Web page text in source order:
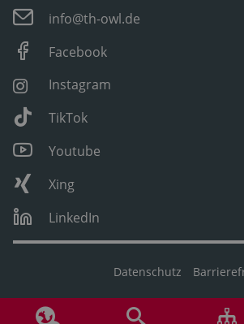
info@th-owl.de
Facebook
Instagram
TikTok
Youtube
Xing
LinkedIn
Datenschutz